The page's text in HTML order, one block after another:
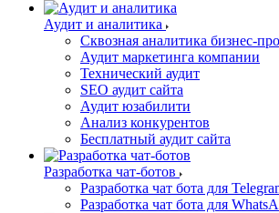
Аудит и аналитика
Сквозная аналитика бизнес-
Аудит маркетинга компании
Технический аудит
SEO аудит сайта
Аудит юзабилити
Анализ конкурентов
Бесплатный аудит сайта
Разработка чат-ботов
Разработка чат бота для
Разработка чат бота для